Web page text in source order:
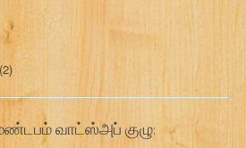
(2)
மண்டபம் வாட்ஸ்அப் குழு: